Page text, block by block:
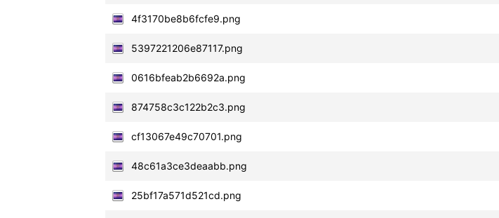
4f3170be8b6fcfe9.png
5397221206e87117.png
0616bfeab2b6692a.png
874758c3c122b2c3.png
cf13067e49c70701.png
48c61a3ce3deaabb.png
25bf17a571d521cd.png